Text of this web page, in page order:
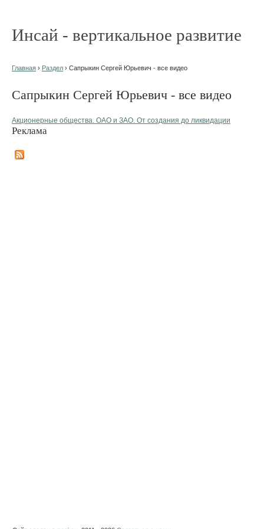
Инсай - вертикальное развитие
Главная › Раздел › Сапрыкин Сергей Юрьевич - все видео
Сапрыкин Сергей Юрьевич - все видео
Акционерные общества. ОАО и ЗАО. От создания до ликвидации
Реклама